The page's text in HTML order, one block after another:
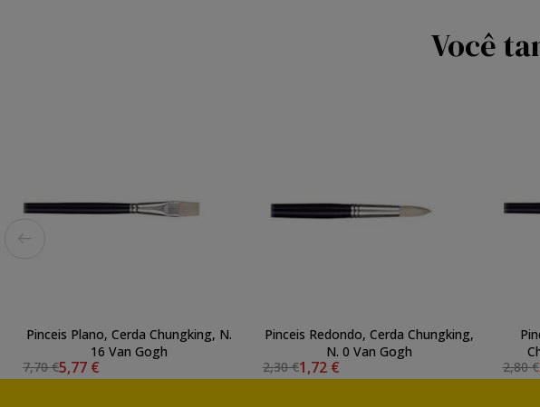
Você
Pinceis Plano, Cerda Chungking, N.
16 Van Gogh
7,70 €5,77 €
Pinceis Redondo, Cerda Chungking,
N. 0 Van Gogh
2,30 €1,72 €
2,80 €